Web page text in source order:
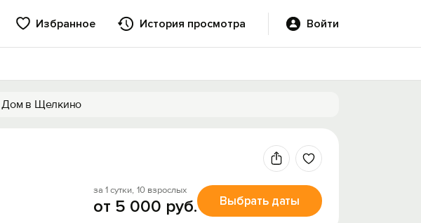
Избранное История просмотра Войти
Дом в Щелкино
за 1 сутки, 10 взрослых
от 5 000 руб. Выбрать даты